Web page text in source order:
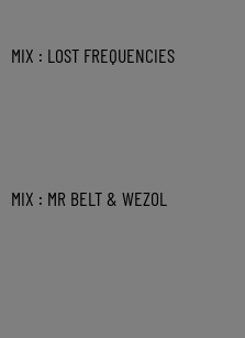
MIX : LOST FREQUENCIES
MIX : MR BELT & WEZOL